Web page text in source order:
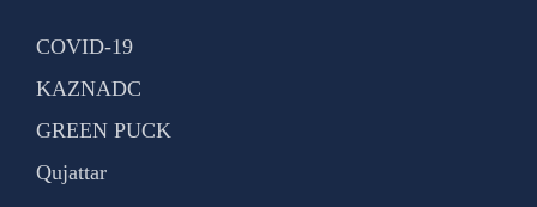
COVID-19
KAZNADC
GREEN PUCK
Qujattar